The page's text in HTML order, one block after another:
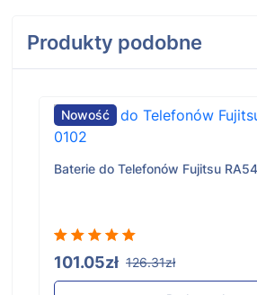
Produkty podobne
Nowość
Baterie do Telefonów Fujitsu
101.05zł 126.31zł